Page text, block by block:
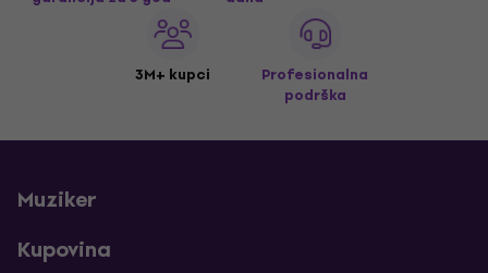
3M+ kupci
Profesionalna
podrška
Muziker
Kupovina